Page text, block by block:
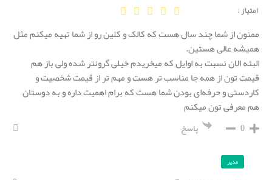
امتیاز :
ممنون از شما چند سال هست که کالک و کلین رو از شما تهیه میکنم مثل
همیشه عالی هستین.
البته الان نسبت به اوایل که میخریدم خیلی گرونتر شده ولی باز هم
قیمت تون از همه جا مناسب تر هست و مهم تر از قیمت شخصیت و
کاردستی و حرفه‌ای بودن شما هست که برام اهمیت داره و به دوستان
هم معرفی تون میکنم
0 پاسخ
مدیر